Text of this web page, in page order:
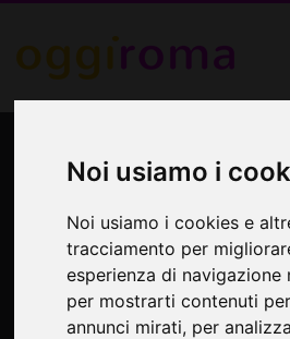
Noi usiamo i
Noi usiamo i cookies e
tracciamento per
esperienza di navigazione
per mostrarti contenuti
annunci mirati, per
Corpi di Carta –
Positive
Presentazione del libro di Filippo